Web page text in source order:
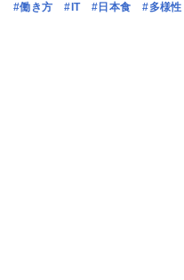
#働き方 #IT #日本食 #多様性